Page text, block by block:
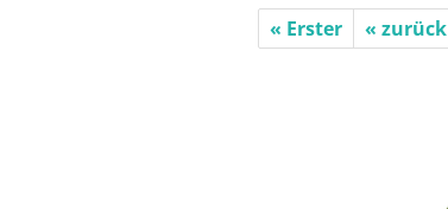
« Erster « zurück